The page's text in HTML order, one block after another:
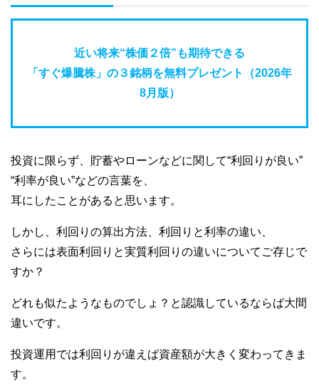
近い将来“株価２倍”も期待できる
「すぐ爆騰株」の３銘柄を無料プレゼント（2026年
8月版）
投資に限らず、貯蓄やローンなどに関して“利回りが良い”
“利率が良い”などの言葉を、
耳にしたことがあると思います。
しかし、利回りの算出方法、利回りと利率の違い、
さらには表面利回りと実質利回りの違いについてご存じで
すか？
どれも似たようなものでしょ？と認識しているならば大間
違いです。
投資運用では利回りが違えば資産額が大きく変わってきま
す。